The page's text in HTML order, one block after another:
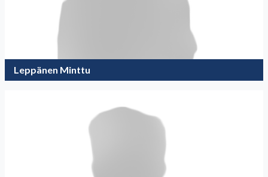
Leppänen Minttu